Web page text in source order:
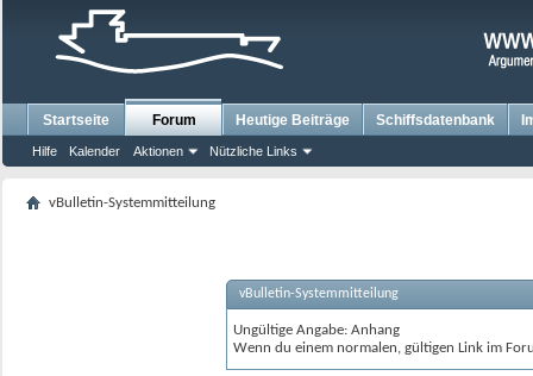
Startseite Forum
Hilfe Kalender Aktionen Nützliche Links
Heutige Beiträge Schiffsdatenbank
vBulletin-Systemmitteilung
vBulletin-Systemmitteilung
Ungültige Angabe: Anhang
Wenn du einem normalen, gültigen Link im